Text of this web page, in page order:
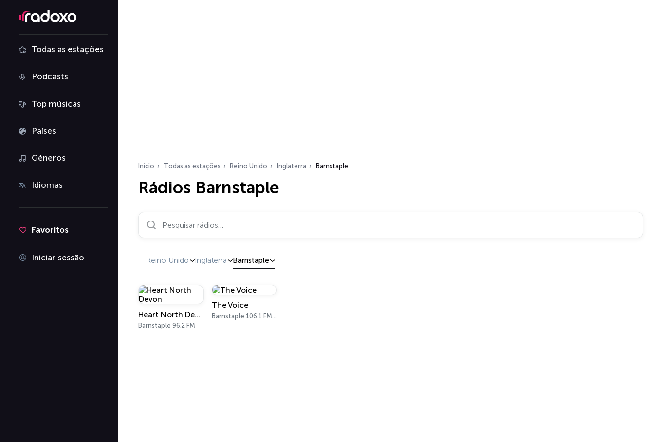
Todas as estações
Podcasts
Top músicas
Países
Géneros
Idiomas
Favoritos
Iniciar sessão
Início Todas as estações Reino Unido Inglaterra Barnstaple
Rádios Barnstaple
Pesquisar rádios…
Reino Unido Inglaterra Barnstaple
Heart North Devon
Barnstaple 96.2 FM
The Voice
Barnstaple 106.1 FM, 107.8 FM